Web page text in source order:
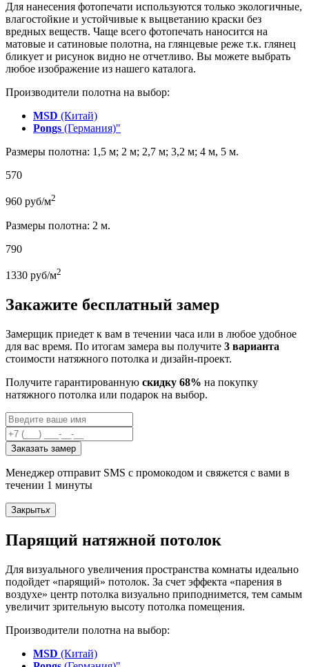
Для нанесения фотопечати используются только экологичные,
влагостойкие и устойчивые к выцветанию краски без
вредных веществ. Чаще всего фотопечать наносится на
матовые и сатиновые полотна, на глянцевые реже т.к. глянец
бликует и рисунок видно не отчетливо. Вы можете выбрать
любое изображение из нашего каталога.
Производители полотна на выбор:
MSD (Китай)
Pongs (Германия)"
Размеры полотна: 1,5 м; 2 м; 2,7 м; 3,2 м; 4 м, 5 м.
570
960 руб/м2
Размеры полотна: 2 м.
790
1330 руб/м2
Закажите бесплатный замер
Замерщик приедет к вам в течении часа или в любое удобное
для вас время. По итогам замера вы получите 3 варианта
стоимости натяжного потолка и дизайн-проект.
Получите гарантированную скидку 68% на покупку
натяжного потолка или подарок на выбор.
Заказать замер
Менеджер отправит SMS с промокодом и свяжется с вами в
течении 1 минуты
Закрытьx
Парящий натяжной потолок
Для визуального увеличения пространства комнаты идеально
подойдет «парящий» потолок. За счет эффекта «парения в
воздухе» центр потолка визуально приподнимется, тем самым
увеличит зрительную высоту потолка помещения.
Производители полотна на выбор:
MSD (Китай)